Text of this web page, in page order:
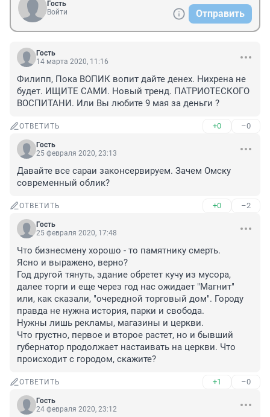
Гость
Войти
Отправить
Гость
14 марта 2020, 11:16
Филипп, Пока ВОПИК вопит дайте денех. Нихрена не
будет. ИЩИТЕ САМИ. Новый тренд. ПАТРИОТЕСКОГО
ВОСПИТАНИ. Или Вы любите 9 мая за деньги ?
ОТВЕТИТЬ +0 –0
Гость
25 февраля 2020, 23:13
Давайте все сараи законсервируем. Зачем Омску
современный облик?
ОТВЕТИТЬ +0 –2
Гость
25 февраля 2020, 17:48
Что бизнесмену хорошо - то памятнику смерть.
Ясно и выражено, верно?
Год другой тянуть, здание обретет кучу из мусора,
далее торги и еще через год нас ожидает "Магнит"
или, как сказали, "очередной торговый дом". Городу
правда не нужна история, парки и свобода.
Нужны лишь рекламы, магазины и церкви.
Что грустно, первое и второе растет, но и бывший
губернатор продолжает настаивать на церкви. Что
происходит с городом, скажите?
ОТВЕТИТЬ +1 –0
Гость
24 февраля 2020, 23:12